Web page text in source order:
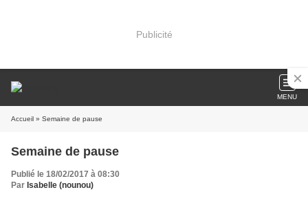
Publicité
MENU
Accueil » Semaine de pause
Semaine de pause
Publié le 18/02/2017 à 08:30
Par Isabelle (nounou)